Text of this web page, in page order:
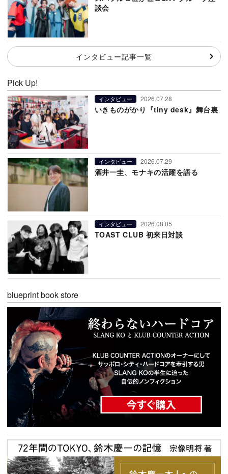
談会
インタビュー記事一覧
Pick Up!
インタビュー 2026.07.28
いきものがかり『tiny desk』舞台裏
インタビュー 2026.07.29
酒井一圭、モナキの活躍を語る
インタビュー 2026.08.05
TOAST CLUB 初来日対談
blueprint book store